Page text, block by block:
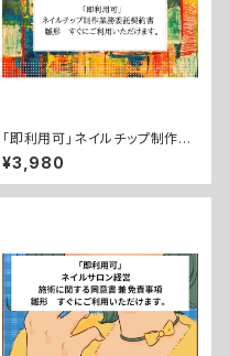
「即利用可」ネイルチップ制作
（作成）業務委託契約書 雛
形 すぐにご利用いただけます。
¥3,980